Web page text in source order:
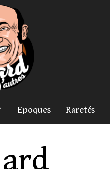
Epoques Raretés